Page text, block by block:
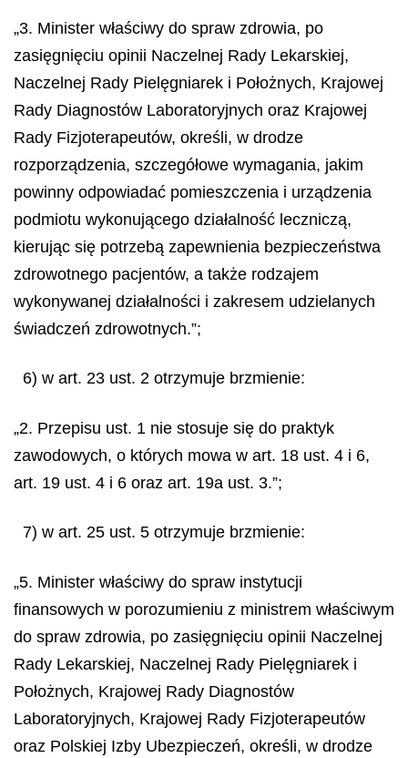
„3. Minister właściwy do spraw zdrowia, po
zasięgnięciu opinii Naczelnej Rady Lekarskiej,
Naczelnej Rady Pielęgniarek i Położnych, Krajowej
Rady Diagnostów Laboratoryjnych oraz Krajowej
Rady Fizjoterapeutów, określi, w drodze
rozporządzenia, szczegółowe wymagania, jakim
powinny odpowiadać pomieszczenia i urządzenia
podmiotu wykonującego działalność leczniczą,
kierując się potrzebą zapewnienia bezpieczeństwa
zdrowotnego pacjentów, a także rodzajem
wykonywanej działalności i zakresem udzielanych
świadczeń zdrowotnych.”;
6) w art. 23 ust. 2 otrzymuje brzmienie:
„2. Przepisu ust. 1 nie stosuje się do praktyk
zawodowych, o których mowa w art. 18 ust. 4 i 6,
art. 19 ust. 4 i 6 oraz art. 19a ust. 3.”;
7) w art. 25 ust. 5 otrzymuje brzmienie:
„5. Minister właściwy do spraw instytucji
finansowych w porozumieniu z ministrem właściwym
do spraw zdrowia, po zasięgnięciu opinii Naczelnej
Rady Lekarskiej, Naczelnej Rady Pielęgniarek i
Położnych, Krajowej Rady Diagnostów
Laboratoryjnych, Krajowej Rady Fizjoterapeutów
oraz Polskiej Izby Ubezpieczeń, określi, w drodze